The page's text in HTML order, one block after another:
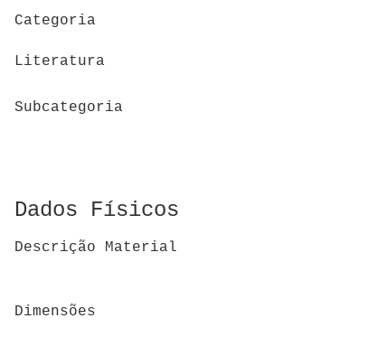
Categoria
Literatura
Subcategoria
Dados Físicos
Descrição Material
Dimensões